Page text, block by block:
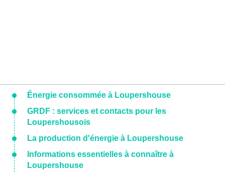
Énergie consommée à Loupershouse
GRDF : services et contacts pour les
Loupershousois
La production d'énergie à Loupershouse
Informations essentielles à connaître à
Loupershouse